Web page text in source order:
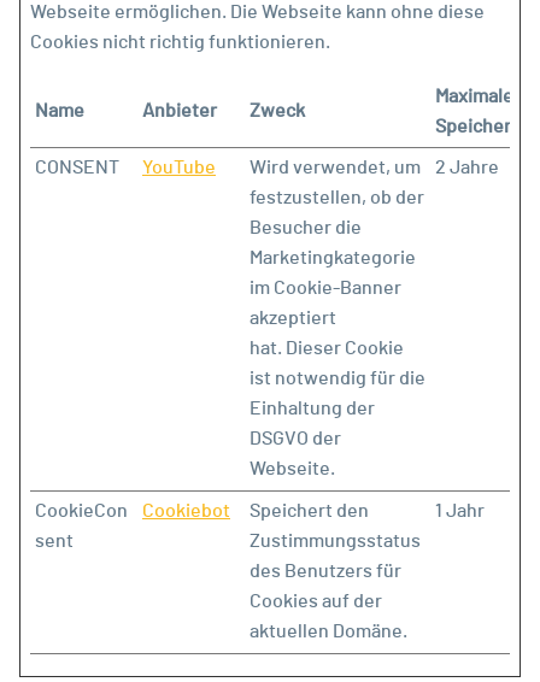
Webseite ermöglichen. Die Webseite kann ohne diese
Cookies nicht richtig funktionieren.
Name Anbieter Zweck
Maximale
CONSENT YouTube
Wird verwendet, um
festzustellen, ob der
Besucher die
Marketingkategorie
im Cookie-Banner
akzeptiert
hat. Dieser Cookie
ist notwendig für die
Einhaltung der
DSGVO der
Webseite.
2 Jahre
CookieCon
sent
Cookiebot
Speichert den
Zustimmungsstatus
des Benutzers für
Cookies auf der
aktuellen Domäne.
1 Jahr